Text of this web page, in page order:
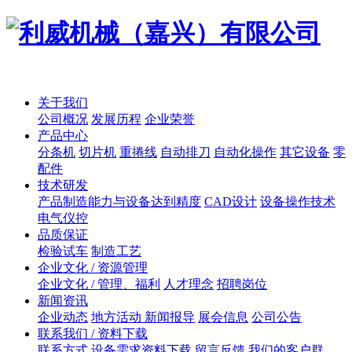
关于我们
公司概况 发展历程 企业荣誉
产品中心
分条机 切片机 重捲线 自动排刀 自动化操作 其它设备 零
配件
技术研发
产品制造能力与设备达到精度 CAD设计 设备操作技术
电气仪控
品质保证
检验试车 制造工艺
企业文化 / 资源管理
企业文化 / 管理、福利
人才理念 招聘岗位
新闻资讯
企业动态 地方活动 新闻报导 展会信息 公司公告
联系我们 / 资料下载